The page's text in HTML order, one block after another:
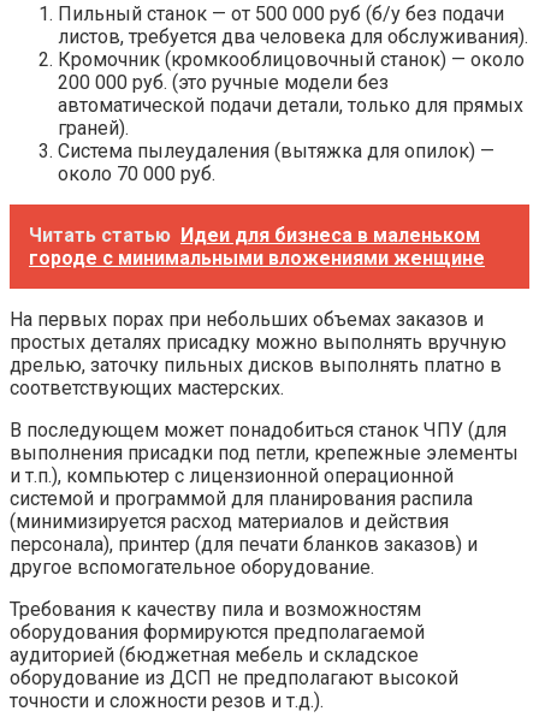
Пильный станок — от 500 000 руб (б/у без подачи
листов, требуется два человека для обслуживания).
Кромочник (кромкооблицовочный станок) — около
200 000 руб. (это ручные модели без
автоматической подачи детали, только для прямых
граней).
Система пылеудаления (вытяжка для опилок) —
около 70 000 руб.
Читать статью Идеи для бизнеса в маленьком
городе с минимальными вложениями женщине
На первых порах при небольших объемах заказов и
простых деталях присадку можно выполнять вручную
дрелью, заточку пильных дисков выполнять платно в
соответствующих мастерских.
В последующем может понадобиться станок ЧПУ (для
выполнения присадки под петли, крепежные элементы
и т.п.), компьютер с лицензионной операционной
системой и программой для планирования распила
(минимизируется расход материалов и действия
персонала), принтер (для печати бланков заказов) и
другое вспомогательное оборудование.
Требования к качеству пила и возможностям
оборудования формируются предполагаемой
аудиторией (бюджетная мебель и складское
оборудование из ДСП не предполагают высокой
точности и сложности резов и т.д.).